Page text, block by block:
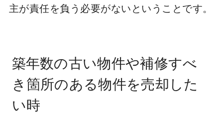
主が責任を負う必要がないということです。
築年数の古い物件や補修すべ
き箇所のある物件を売却した
い時